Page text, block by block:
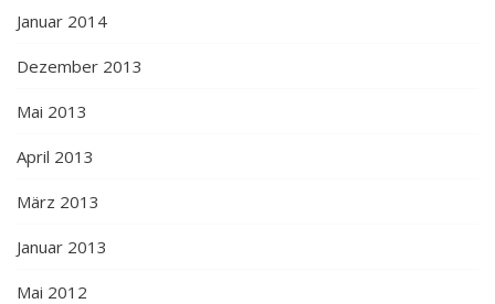
Januar 2014
Dezember 2013
Mai 2013
April 2013
März 2013
Januar 2013
Mai 2012